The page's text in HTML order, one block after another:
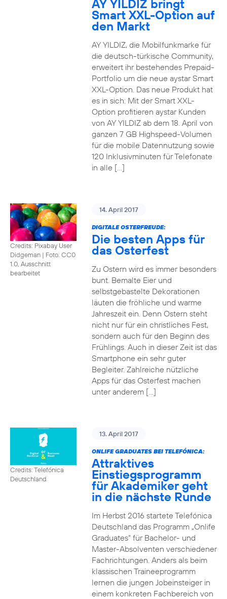
AY YILDIZ bringt
Smart XXL-Option auf
den Markt
AY YILDIZ, die Mobilfunkmarke für
die deutsch-türkische Community,
erweitert ihr bestehendes Prepaid-
Portfolio um die neue aystar Smart
XXL-Option. Das neue Produkt hat
es in sich: Mit der Smart XXL-
Option profitieren aystar Kunden
von AY YILDIZ ab dem 18. April von
ganzen 7 GB Highspeed-Volumen
für die mobile Datennutzung sowie
120 Inklusivminuten für Telefonate
in alle […]
Credits: Pixabay User
Didgeman | Foto: CC0
1.0, Ausschnitt
bearbeitet
14. April 2017
DIGITALE OSTERFREUDE:
Die besten Apps für
das Osterfest
Zu Ostern wird es immer besonders
bunt. Bemalte Eier und
selbstgebastelte Dekorationen
läuten die fröhliche und warme
Jahreszeit ein. Denn Ostern steht
nicht nur für ein christliches Fest,
sondern auch für den Beginn des
Frühlings. Auch in dieser Zeit ist das
Smartphone ein sehr guter
Begleiter. Zahlreiche nützliche
Apps für das Osterfest machen
unter anderem […]
Credits: Telefónica
Deutschland
13. April 2017
ONLIFE GRADUATES BEI TELEFÓNICA:
Attraktives
Einstiegsprogramm
für Akademiker geht
in die nächste Runde
Im Herbst 2016 startete Telefónica
Deutschland das Programm „Onlife
Graduates“ für Bachelor- und
Master-Absolventen verschiedener
Fachrichtungen. Anders als beim
klassischen Traineeprogramm
lernen die jungen Jobeinsteiger in
einem konkreten Fachbereich von